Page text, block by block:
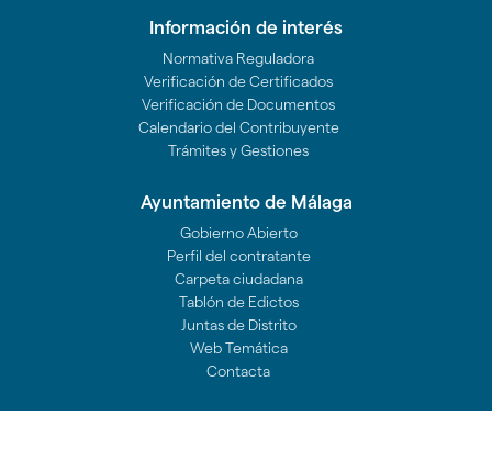
Información de interés
Normativa Reguladora
Verificación de Certificados
Verificación de Documentos
Calendario del Contribuyente
Trámites y Gestiones
Ayuntamiento de Málaga
Gobierno Abierto
Perfil del contratante
Carpeta ciudadana
Tablón de Edictos
Juntas de Distrito
Web Temática
Contacta